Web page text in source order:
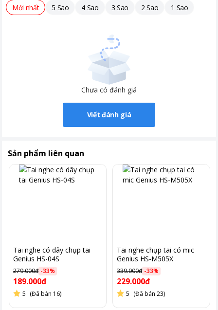
Mới nhất 5 Sao 4 Sao 3 Sao 2 Sao 1 Sao
Chưa có đánh giá
Viết đánh giá
Sản phẩm liên quan
Tai nghe có dây chụp tai
Genius HS-04S
279.000đ -33%
189.000đ
5 (Đã bán 16)
Tai nghe chụp tai có mic
Genius HS-M505X
339.000đ -33%
229.000đ
5 (Đã bán 23)